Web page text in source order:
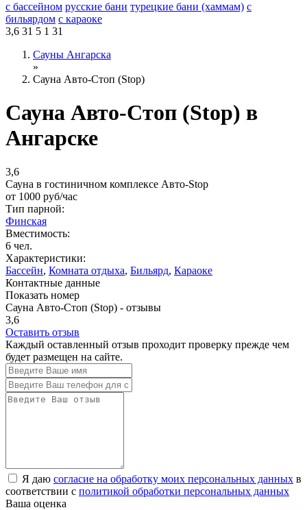
с бассейном русские бани турецкие бани (хаммам) с
бильярдом с караоке
3,6 31 5 1 31
Сауны Ангарска
»
Сауна Авто-Стоп (Stop)
Сауна Авто-Стоп (Stop) в
Ангарске
3,6
Сауна в гостиничном комплексе Авто-Stop
от 1000 руб/час
Тип парной:
Финская
Вместимость:
6 чел.
Характеристики:
Бассейн, Комната отдыха, Бильярд, Караоке
Контактные данные
Показать номер
Сауна Авто-Стоп (Stop) - отзывы
3,6
Оставить отзыв
Каждый оставленный отзыв проходит проверку прежде чем
будет размещен на сайте.
Я даю согласие на обработку моих персональных данных в
соответствии с политикой обработки персональных данных
Ваша оценка